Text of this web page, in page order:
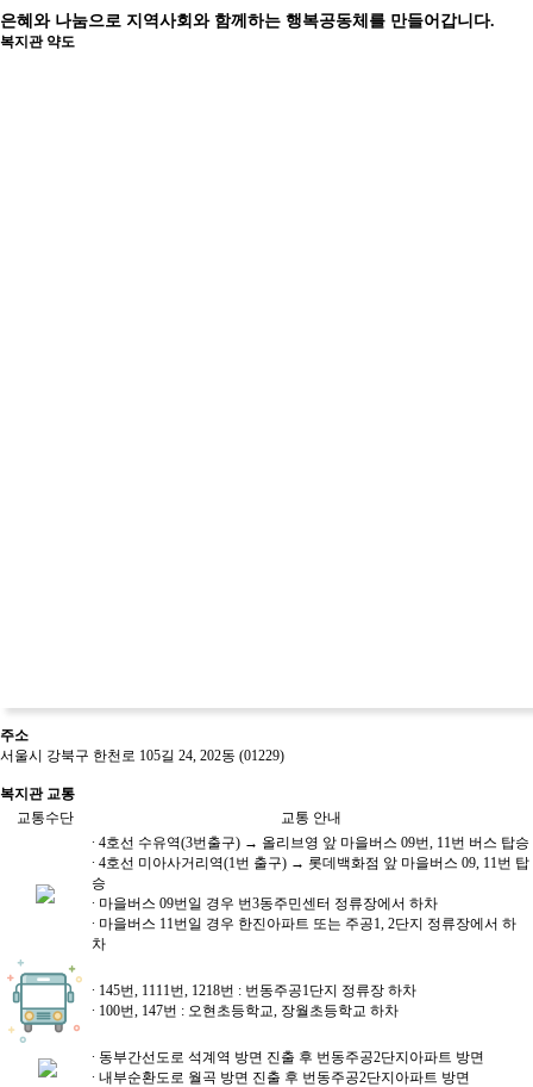
은혜와 나눔으로 지역사회와 함께하는 행복공동체를 만들어갑니다.
복지관 약도
주소
서울시 강북구 한천로 105길 24, 202동 (01229)
복지관 교통
교통수단
교통 안내
∙ 4호선 수유역(3번출구) → 올리브영 앞 마을버스 09번, 11번 버스 탑승
∙ 4호선 미아사거리역(1번 출구) → 롯데백화점 앞 마을버스 09, 11번 탑
승
∙ 마을버스 09번일 경우 번3동주민센터 정류장에서 하차
∙ 마을버스 11번일 경우 한진아파트 또는 주공1, 2단지 정류장에서 하
차
∙ 145번, 1111번, 1218번 : 번동주공1단지 정류장 하차
∙ 100번, 147번 : 오현초등학교, 장월초등학교 하차
∙ 동부간선도로 석계역 방면 진출 후 번동주공2단지아파트 방면
∙ 내부순환도로 월곡 방면 진출 후 번동주공2단지아파트 방면